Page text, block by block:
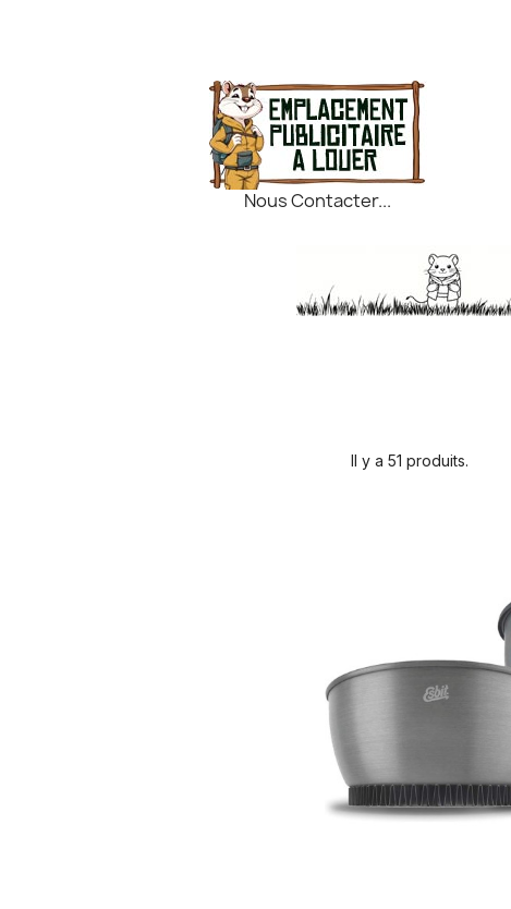
Nous Contacter...
Il y a 51 produits.